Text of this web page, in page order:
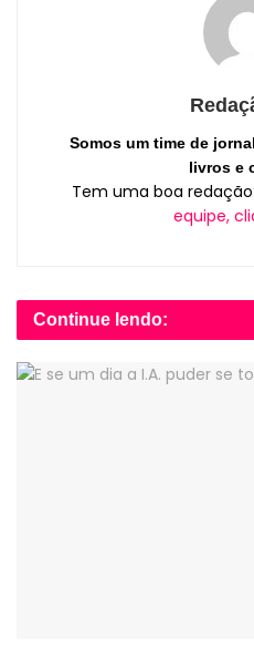
Somos um time de
livros e
Tem uma boa
equipe,
Continue lendo: